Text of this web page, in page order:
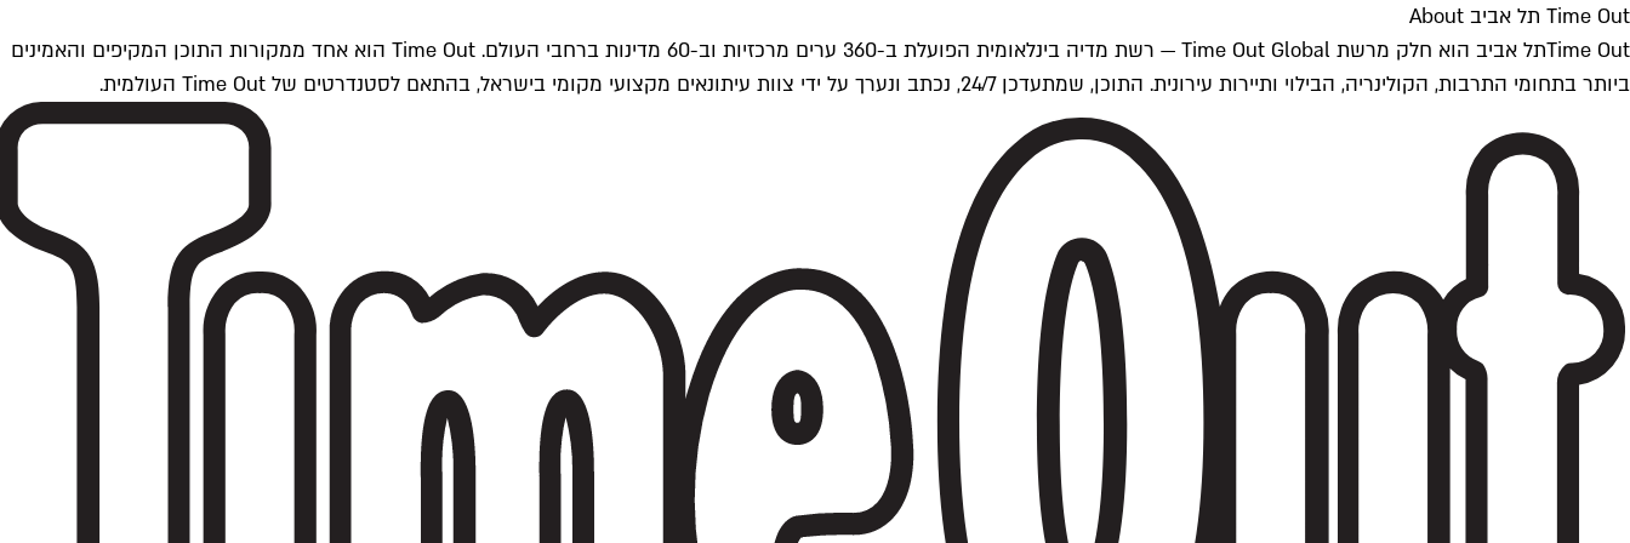
Time Out תל אביב About
Time Outתל אביב הוא חלק מרשת Time Out Global — רשת מדיה בינלאומית הפועלת ב-360 ערים מרכזיות וב-60 מדינות ברחבי העולם. Time Out הוא אחד ממקורות התוכן המקיפים והאמינים
ביותר בתחומי התרבות, הקולינריה, הבילוי ותיירות עירונית. התוכן, שמתעדכן 24/7, נכתב ונערך על ידי צוות עיתונאים מקצועי מקומי בישראל, בהתאם לסטנדרטים של Time Out העולמית.